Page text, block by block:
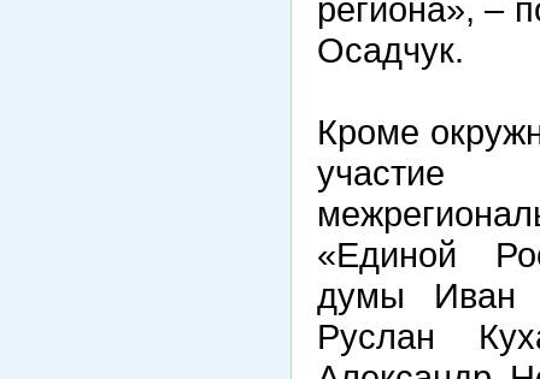
региона», –
Осадчук.
Кроме
участие
«Единой
думы Иван
Руслан